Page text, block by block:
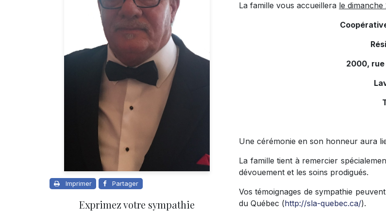
Imprimer Partager
Exprimez votre sympathie
La famille vous accueillera le
2000, rue
Une cérémonie en son honneur aura
La famille tient à remercier
dévouement et les soins prodigués.
Vos témoignages de sympathie
du Québec (http://sla-quebec.ca/).